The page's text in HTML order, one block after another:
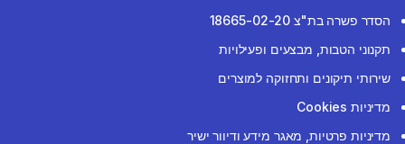
הסדר פשרה בת"צ 18665-02-20
תקנוני הטבות, מבצעים ופעילויות
שירותי תיקונים ותחזוקה למוצרים
מדיניות Cookies
מדיניות פרטיות, מאגר מידע ודיוור ישיר